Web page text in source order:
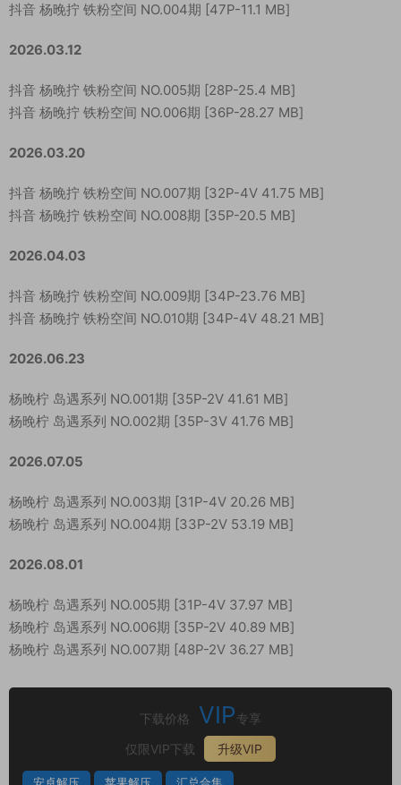
抖音 杨晚拧 铁粉空间 NO.004期 [47P-11.1 MB]
2026.03.12
抖音 杨晚拧 铁粉空间 NO.005期 [28P-25.4 MB]
抖音 杨晚拧 铁粉空间 NO.006期 [36P-28.27 MB]
2026.03.20
抖音 杨晚拧 铁粉空间 NO.007期 [32P-4V 41.75 MB]
抖音 杨晚拧 铁粉空间 NO.008期 [35P-20.5 MB]
2026.04.03
抖音 杨晚拧 铁粉空间 NO.009期 [34P-23.76 MB]
抖音 杨晚拧 铁粉空间 NO.010期 [34P-4V 48.21 MB]
2026.06.23
杨晚柠 岛遇系列 NO.001期 [35P-2V 41.61 MB]
杨晚柠 岛遇系列 NO.002期 [35P-3V 41.76 MB]
2026.07.05
杨晚柠 岛遇系列 NO.003期 [31P-4V 20.26 MB]
杨晚柠 岛遇系列 NO.004期 [33P-2V 53.19 MB]
2026.08.01
杨晚柠 岛遇系列 NO.005期 [31P-4V 37.97 MB]
杨晚柠 岛遇系列 NO.006期 [35P-2V 40.89 MB]
杨晚柠 岛遇系列 NO.007期 [48P-2V 36.27 MB]
下载价格 VIP 专享
仅限VIP下载
升级VIP